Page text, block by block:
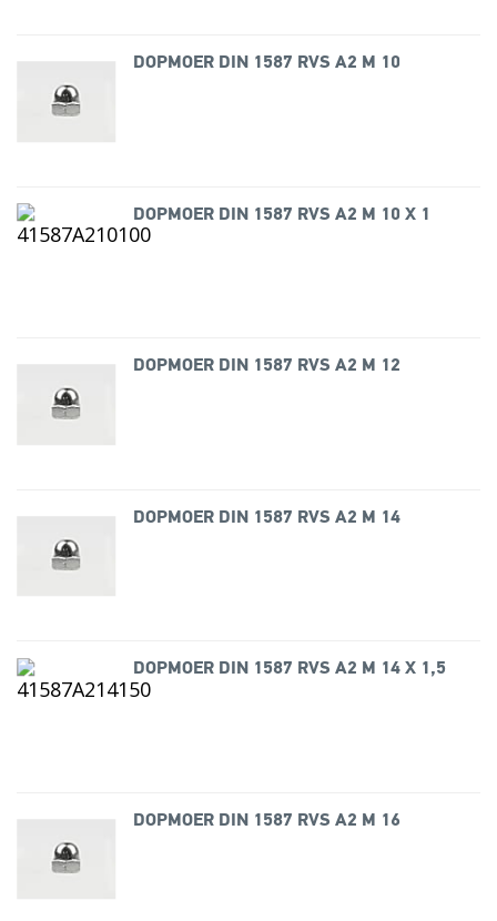
DOPMOER DIN 1587 RVS A2 M 10
DOPMOER DIN 1587 RVS A2 M 10 X 1
DOPMOER DIN 1587 RVS A2 M 12
DOPMOER DIN 1587 RVS A2 M 14
DOPMOER DIN 1587 RVS A2 M 14 X 1,5
DOPMOER DIN 1587 RVS A2 M 16